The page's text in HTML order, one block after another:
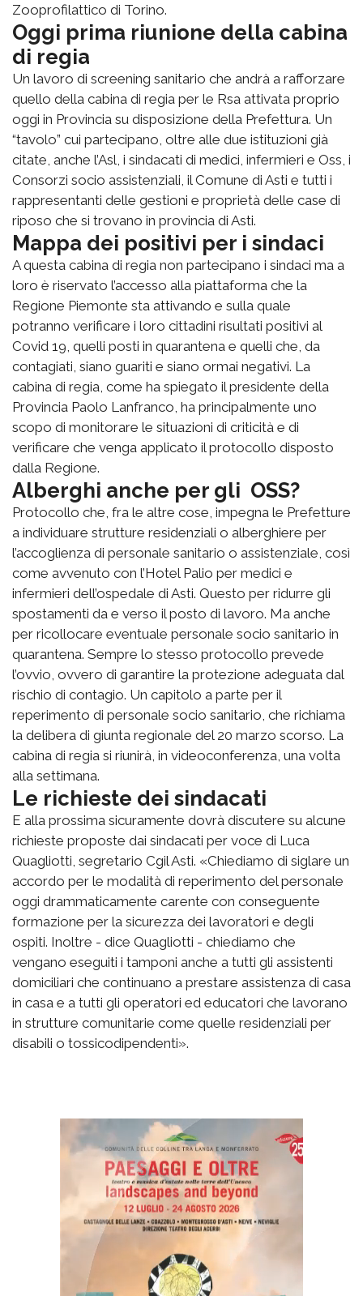
Zooprofilattico di Torino.
Oggi prima riunione della cabina
di regia
Un lavoro di screening sanitario che andrà a rafforzare
quello della cabina di regia per le Rsa attivata proprio
oggi in Provincia su disposizione della Prefettura. Un
“tavolo” cui partecipano, oltre alle due istituzioni già
citate, anche l’Asl, i sindacati di medici, infermieri e Oss, i
Consorzi socio assistenziali, il Comune di Asti e tutti i
rappresentanti delle gestioni e proprietà delle case di
riposo che si trovano in provincia di Asti.
Mappa dei positivi per i sindaci
A questa cabina di regia non partecipano i sindaci ma a
loro è riservato l’accesso alla piattaforma che la
Regione Piemonte sta attivando e sulla quale
potranno verificare i loro cittadini risultati positivi al
Covid 19, quelli posti in quarantena e quelli che, da
contagiati, siano guariti e siano ormai negativi. La
cabina di regia, come ha spiegato il presidente della
Provincia Paolo Lanfranco, ha principalmente uno
scopo di monitorare le situazioni di criticità e di
verificare che venga applicato il protocollo disposto
dalla Regione.
Alberghi anche per gli OSS?
Protocollo che, fra le altre cose, impegna le Prefetture
a individuare strutture residenziali o alberghiere per
l’accoglienza di personale sanitario o assistenziale, così
come avvenuto con l’Hotel Palio per medici e
infermieri dell’ospedale di Asti. Questo per ridurre gli
spostamenti da e verso il posto di lavoro. Ma anche
per ricollocare eventuale personale socio sanitario in
quarantena. Sempre lo stesso protocollo prevede
l’ovvio, ovvero di garantire la protezione adeguata dal
rischio di contagio. Un capitolo a parte per il
reperimento di personale socio sanitario, che richiama
la delibera di giunta regionale del 20 marzo scorso. La
cabina di regia si riunirà, in videoconferenza, una volta
alla settimana.
Le richieste dei sindacati
E alla prossima sicuramente dovrà discutere su alcune
richieste proposte dai sindacati per voce di Luca
Quagliotti, segretario Cgil Asti. «Chiediamo di siglare un
accordo per le modalità di reperimento del personale
oggi drammaticamente carente con conseguente
formazione per la sicurezza dei lavoratori e degli
ospiti. Inoltre - dice Quagliotti - chiediamo che
vengano eseguiti i tamponi anche a tutti gli assistenti
domiciliari che continuano a prestare assistenza di casa
in casa e a tutti gli operatori ed educatori che lavorano
in strutture comunitarie come quelle residenziali per
disabili o tossicodipendenti».